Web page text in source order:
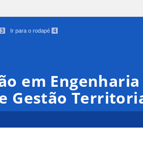
3 Ir para o rodapé 4
em
Gestão